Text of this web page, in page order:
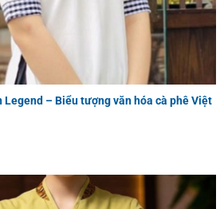
Legend – Biểu tượng văn hóa cà phê Việt